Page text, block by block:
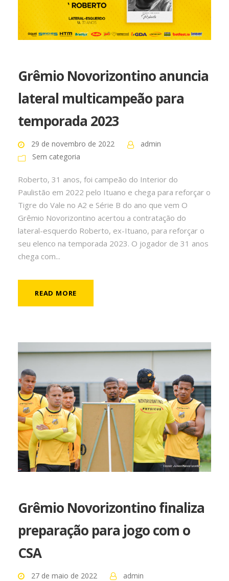
Grêmio Novorizontino anuncia
lateral multicampeão para
temporada 2023
29 de novembro de 2022
admin
Sem categoria
Roberto, 31 anos, foi campeão do Interior do
Paulistão em 2022 pelo Ituano e chega para reforçar o
Tigre do Vale no A2 e Série B do ano que vem O
Grêmio Novorizontino acertou a contratação do
lateral-esquerdo Roberto, ex-Ituano, para reforçar o
seu elenco na temporada 2023. O jogador de 31 anos
chega com...
READ MORE
Grêmio Novorizontino finaliza
preparação para jogo com o
CSA
27 de maio de 2022
admin